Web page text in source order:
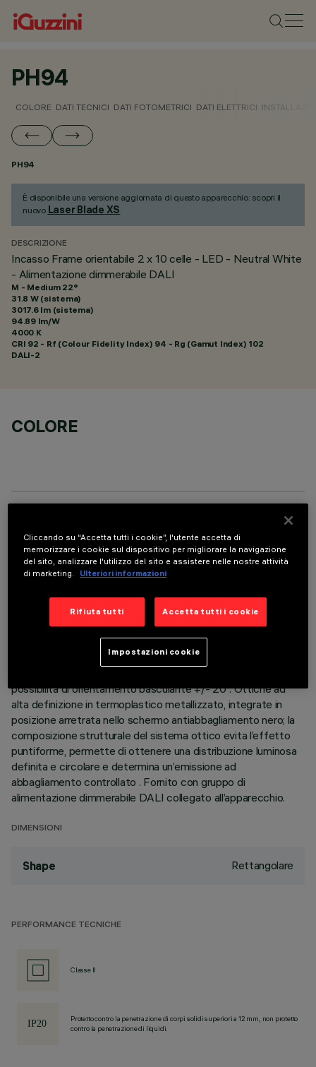
PH94
COLORE DATI TECNICI DATI FOTOMETRICI DATI ELETTRICI
PH94
È disponibile una versione aggiornata di questo apparecchio: scopri il
nuovo Laser Blade XS.
DESCRIZIONE
Incasso Frame orientabile 2 x 10 celle - LED - Neutral White
- Alimentazione dimmerabile DALI
M - Medium 22°
31.8 W (sistema)
3017.6 lm (sistema)
94.89 lm/W
4000 K
CRI 92 - Rf (Colour Fidelity Index) 94 - Rg (Gamut Index) 102
DALI-2
COLORE
ULTIMO AGGIORNAMENTO: 07/08/2026
Apparecchio rettangolare ad incasso con sorgenti LED. Vano
strutturale in lamiera di acciaio sagomata con faldina
perimetrale di battuta. I due elementi lineari a 10 celle
luminose, realizzati in alluminio pressofuso e direzionabili
possibilità di orientamento basculante +/- 20°. Ottiche ad
alta definizione in termoplastico metallizzato, integrate in
posizione arretrata nello schermo antiabbagliamento nero; la
composizione strutturale del sistema ottico evita l’effetto
puntiforme, permette di ottenere una distribuzione luminosa
definita e circolare e determina un’emissione ad
abbagliamento controllato . Fornito con gruppo di
alimentazione dimmerabile DALI collegato all’apparecchio.
DIMENSIONI
Shape Rettangolare
PERFORMANCE TECNICHE
Classe II
Protetto contro la penetrazione di corpi solidi superiori a 12 mm, non protetto
contro la penetrazione di liquidi.
Cliccando su “Accetta tutti i cookie”, l'utente accetta di
memorizzare i cookie sul dispositivo per migliorare la navigazione
del sito, analizzare l'utilizzo del sito e assistere nelle nostre attività
di marketing.
Ulteriori informazioni
Rifiuta tutti Accetta tutti i cookie
Impostazioni cookie